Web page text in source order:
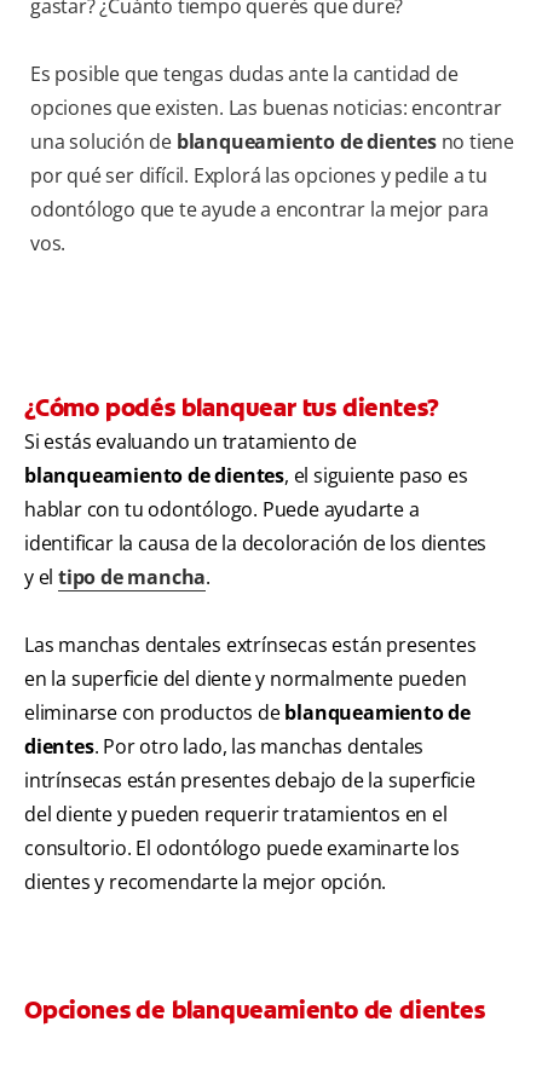
gastar? ¿Cuánto tiempo querés que dure?
Es posible que tengas dudas ante la cantidad de
opciones que existen. Las buenas noticias: encontrar
una solución de blanqueamiento de dientesno tiene
por qué ser difícil. Explorá las opciones y pedile a tu
odontólogo que te ayude a encontrar la mejor para
vos.
¿Cómo podés blanquear tus dientes?
Si estás evaluando un tratamiento de
blanqueamiento de dientes, el siguiente paso es
hablar con tu odontólogo. Puede ayudarte a
identificar la causa de la decoloración de los dientes
y el tipo de mancha.
Las manchas dentales extrínsecas están presentes
en la superficie del diente y normalmente pueden
eliminarse con productos deblanqueamiento de
dientes. Por otro lado, las manchas dentales
intrínsecas están presentes debajo de la superficie
del diente y pueden requerir tratamientos en el
consultorio. El odontólogo puede examinarte los
dientes y recomendarte la mejor opción.
Opciones de blanqueamiento de dientes